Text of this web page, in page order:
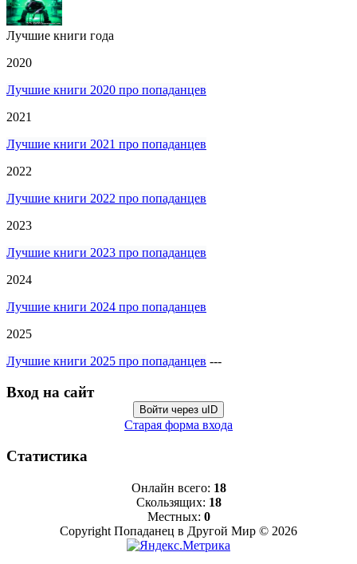
Лучшие книги года
2020
Лучшие книги 2020 про попаданцев
2021
Лучшие книги 2021 про попаданцев
2022
Лучшие книги 2022 про попаданцев
2023
Лучшие книги 2023 про попаданцев
2024
Лучшие книги 2024 про попаданцев
2025
Лучшие книги 2025 про попаданцев ---
Вход на сайт
Войти через uID
Старая форма входа
Статистика
Онлайн всего: 18
Скользящих: 18
Местных: 0
Copyright Попаданец в Другой Мир © 2026